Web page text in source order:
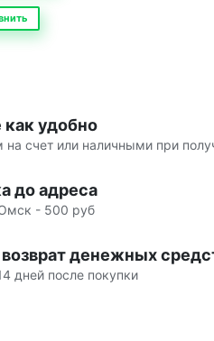
как удобно
на счет или наличными при
до адреса
- 500 руб
денежных
дней после покупки